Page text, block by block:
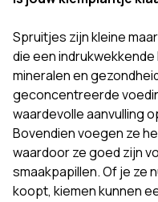
Spruitjes zijn kleine
die een
mineralen en
geconcentreerde
waardevolle aanvulling
Bovendien voegen ze
waardoor ze goed zijn
smaakpapillen. Of je ze
koopt, kiemen kunnen